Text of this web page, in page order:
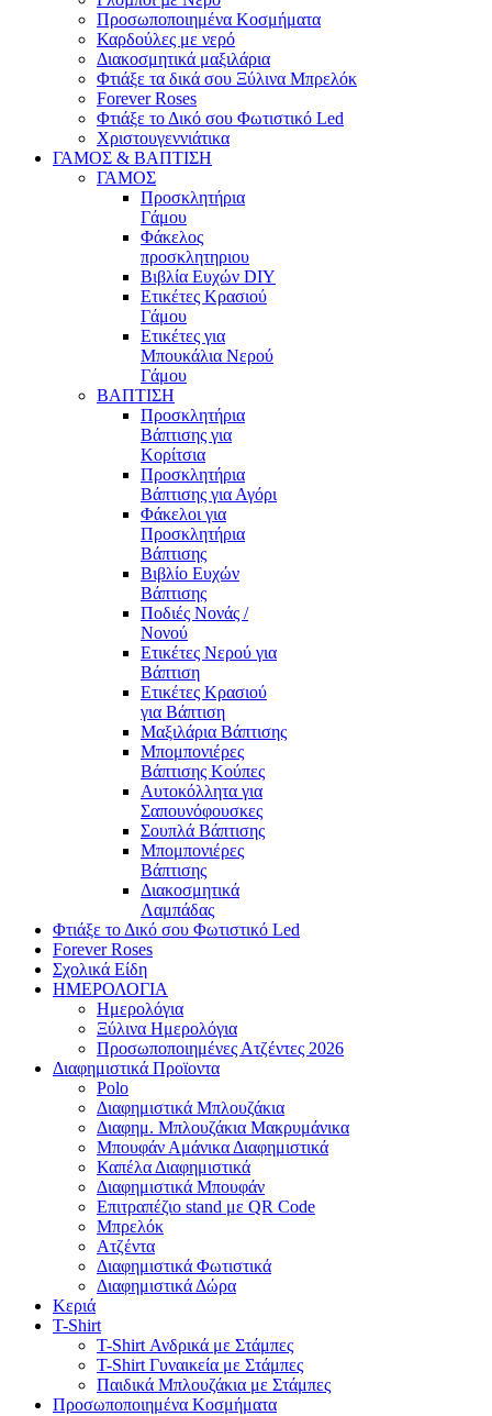
Προσωποποιημένα Κοσμήματα
Καρδούλες με νερό
Διακοσμητικά μαξιλάρια
Φτιάξε τα δικά σου Ξύλινα Μπρελόκ
Forever Roses
Φτιάξε το Δικό σου Φωτιστικό Led
Χριστουγεννιάτικα
ΓΑΜΟΣ & ΒΑΠΤΙΣΗ
ΓΑΜΟΣ
Προσκλητήρια
Γάμου
Φάκελος
προσκλητηριου
Βιβλία Ευχών DIY
Ετικέτες Κρασιού
Γάμου
Ετικέτες για
Μπουκάλια Νερού
Γάμου
ΒΑΠΤΙΣΗ
Προσκλητήρια
Βάπτισης για
Κορίτσια
Προσκλητήρια
Βάπτισης για Αγόρι
Φάκελοι για
Προσκλητήρια
Βάπτισης
Βιβλίο Ευχών
Βάπτισης
Ποδιές Νονάς /
Νονού
Ετικέτες Νερού για
Βάπτιση
Ετικέτες Κρασιού
για Βάπτιση
Μαξιλάρια Βάπτισης
Μπομπονιέρες
Βάπτισης Κούπες
Αυτοκόλλητα για
Σαπουνόφουσκες
Σουπλά Βάπτισης
Μπομπονιέρες
Βάπτισης
Διακοσμητικά
Λαμπάδας
Φτιάξε το Δικό σου Φωτιστικό Led
Forever Roses
Σχολικά Είδη
ΗΜΕΡΟΛΟΓΙΑ
Ημερολόγια
Ξύλινα Ημερολόγια
Προσωποποιημένες Ατζέντες 2026
Διαφημιστικά Προϊοντα
Polo
Διαφημιστικά Μπλουζάκια
Διαφημ. Μπλουζάκια Μακρυμάνικα
Μπουφάν Αμάνικα Διαφημιστικά
Καπέλα Διαφημιστικά
Διαφημιστικά Μπουφάν
Επιτραπέζιο stand με QR Code
Μπρελόκ
Ατζέντα
Διαφημιστικά Φωτιστικά
Διαφημιστικά Δώρα
Κεριά
T-Shirt
T-Shirt Ανδρικά με Στάμπες
T-Shirt Γυναικεία με Στάμπες
Παιδικά Μπλουζάκια με Στάμπες
Προσωποποιημένα Κοσμήματα